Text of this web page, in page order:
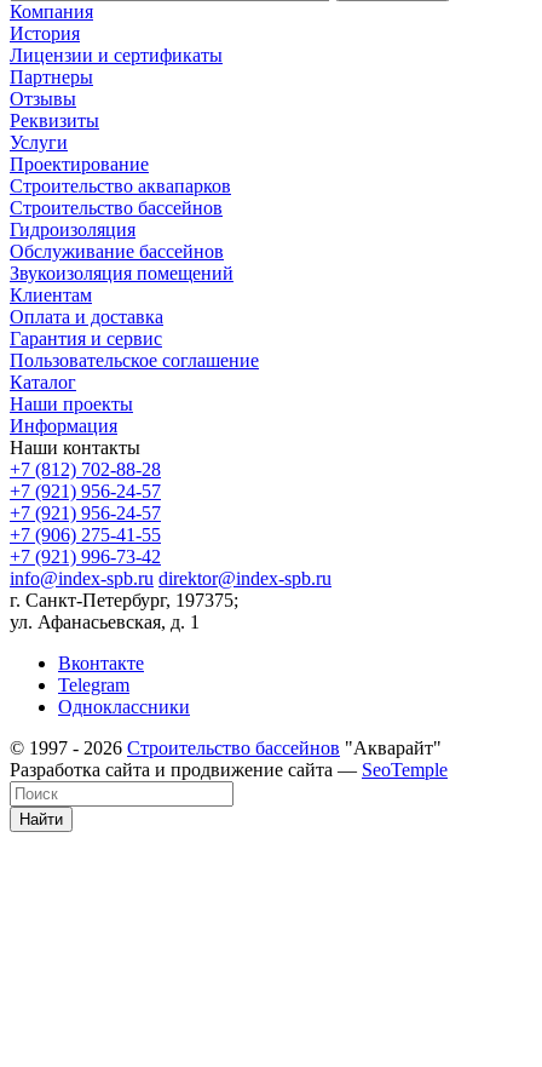
Компания
История
Лицензии и сертификаты
Партнеры
Отзывы
Реквизиты
Услуги
Проектирование
Строительство аквапарков
Строительство бассейнов
Гидроизоляция
Обслуживание бассейнов
Звукоизоляция помещений
Клиентам
Оплата и доставка
Гарантия и сервис
Пользовательское соглашение
Каталог
Наши проекты
Информация
Наши контакты
+7 (812) 702-88-28
+7 (921) 956-24-57
+7 (921) 956-24-57
+7 (906) 275-41-55
+7 (921) 996-73-42
info@index-spb.ru direktor@index-spb.ru
г. Санкт-Петербург, 197375;
ул. Афанасьевская, д. 1
Вконтакте
Telegram
Одноклассники
© 1997 - 2026 Строительство бассейнов "Акварайт"
Разработка сайта и продвижение сайта — SeoTemple
Найти